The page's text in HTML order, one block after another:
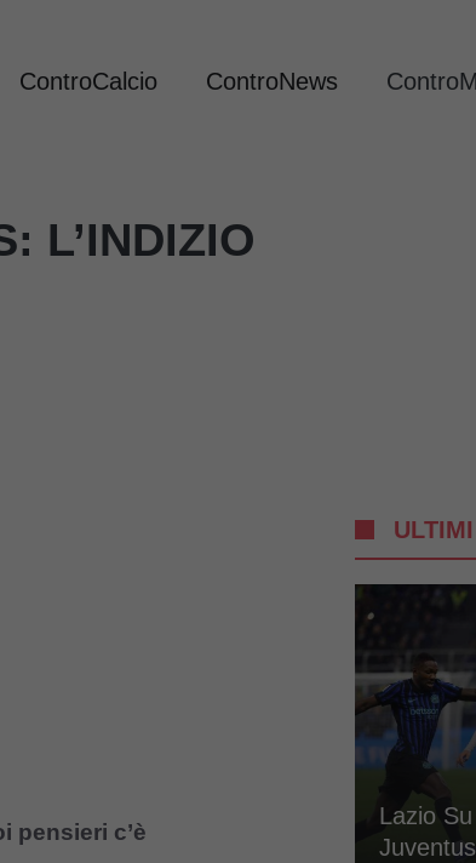
ControCalcio ControNews
L’INDIZIO
pensieri c’è
Lazio
Juventus